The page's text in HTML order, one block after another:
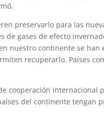
preservarlo para las
de gases de efecto
nuestro continente se han
recuperarlo. Países
cooperación internacional
del continente tengan